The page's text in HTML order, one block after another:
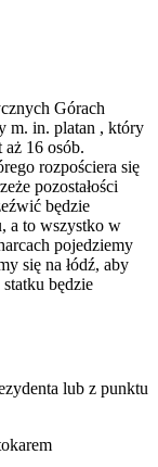
Górach
m. in. platan , który
16 osób.
rozpościera się
pozostałości
będzie
a to wszystko w
pojedziemy
się na łódź, aby
będzie
lub z punktu